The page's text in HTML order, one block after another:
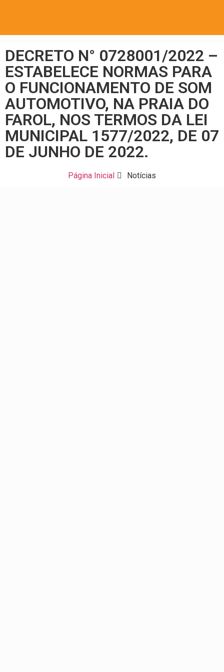
DECRETO N° 0728001/2022 –
ESTABELECE NORMAS PARA
O FUNCIONAMENTO DE SOM
AUTOMOTIVO, NA PRAIA DO
FAROL, NOS TERMOS DA LEI
MUNICIPAL 1577/2022, DE 07
DE JUNHO DE 2022.
Página Inicial Notícias